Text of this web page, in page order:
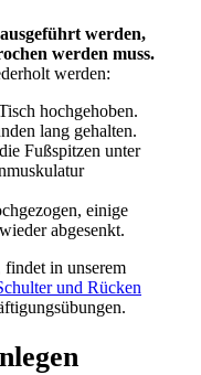
werden,
werden muss.
werden:
hochgehoben.
lang gehalten.
Fußspitzen unter
einige
abgesenkt.
findet in unserem
und Rücken